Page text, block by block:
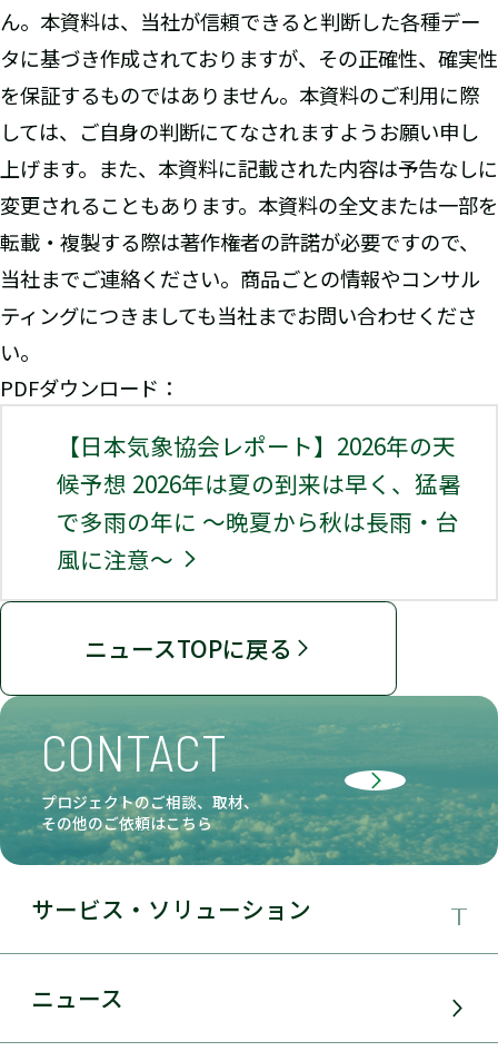
ん。本資料は、当社が信頼できると判断した各種デー
タに基づき作成されておりますが、その正確性、確実性
を保証するものではありません。本資料のご利用に際
しては、ご自身の判断にてなされますようお願い申し
上げます。また、本資料に記載された内容は予告なしに
変更されることもあります。本資料の全文または一部を
転載・複製する際は著作権者の許諾が必要ですので、
当社までご連絡ください。商品ごとの情報やコンサル
ティングにつきましても当社までお問い合わせくださ
い。
PDFダウンロード：
【日本気象協会レポート】2026年の天
候予想 2026年は夏の到来は早く、猛暑
で多雨の年に ～晩夏から秋は長雨・台
風に注意～
ニュースTOPに戻る
CONTACT
プロジェクトのご相談、取材、
その他のご依頼はこちら
サービス・ソリューション
事業領域
ニュース